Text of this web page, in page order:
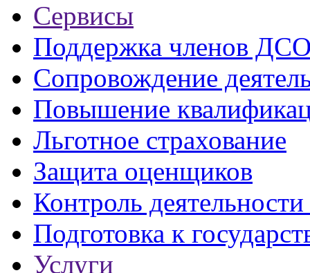
Сервисы
Поддержка членов
Сопровождение
Повышение
Льготное страхование
Защита оценщиков
Контроль
Подготовка к
Услуги